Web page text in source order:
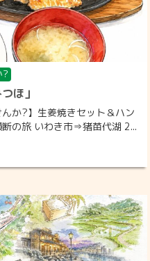
?
ほ」
か?】生姜焼きセット＆ハン
の旅 いわき市⇒猪苗代湖 2...